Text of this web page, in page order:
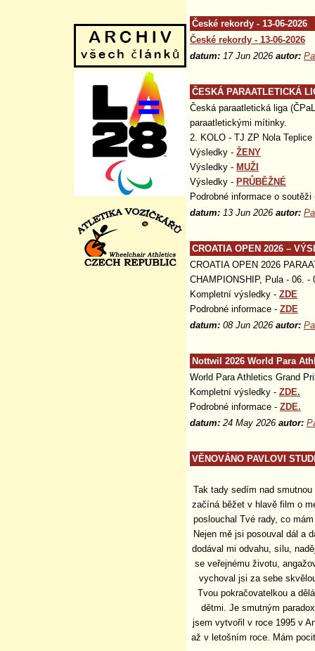
České rekordy - 13-06-2026
České rekordy - 13-06-2026
datum: 17 Jun 2026 autor:
ČESKÁ PARAATLETICKÁ
Česká paraatletická liga
paraatletickými mítinky.
2. KOLO - TJ ZP Nola Teplice
Výsledky - ŽENY
Výsledky - MUŽI
Výsledky - PRŮBĚŽNÉ
Podrobné informace o
datum: 13 Jun 2026 autor:
CROATIA OPEN 2026 –
CROATIA OPEN 2026
CHAMPIONSHIP, Pula - 06. -
Kompletní výsledky - ZDE
Podrobné informace - ZDE
datum: 08 Jun 2026 autor:
Nottwil 2026 World Para
World Para Athletics Grand
Kompletní výsledky - ZDE.
Podrobné informace - ZDE.
datum: 24 May 2026 autor:
VĚNOVÁNO PAVLOVI
Tak tady sedím nad
začíná běžet v hlavě film o
poslouchal Tvé rady, co
Nejen mě jsi posouval dál a
dodával mi odvahu, sílu,
se veřejnému životu,
vychoval jsi za sebe
Tvou pokračovatelkou a
dětmi. Je smutným
jsem vytvořil v roce 1995 v
až v letošním roce. Mám